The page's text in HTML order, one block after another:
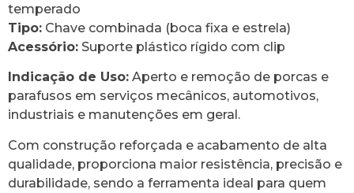
temperado
Tipo: Chave combinada (boca fixa e estrela)
Acessório: Suporte plástico rígido com clip
Indicação de Uso: Aperto e remoção de porcas e
parafusos em serviços mecânicos, automotivos,
industriais e manutenções em geral.
Com construção reforçada e acabamento de alta
qualidade, proporciona maior resistência, precisão e
durabilidade, sendo a ferramenta ideal para quem